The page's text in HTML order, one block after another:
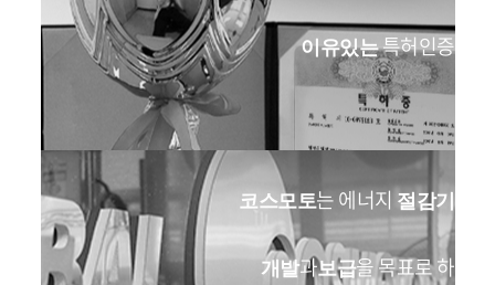
이유있는특허인증들
코스모토는 에너지 절감기
개발과보급을 목표로 하는